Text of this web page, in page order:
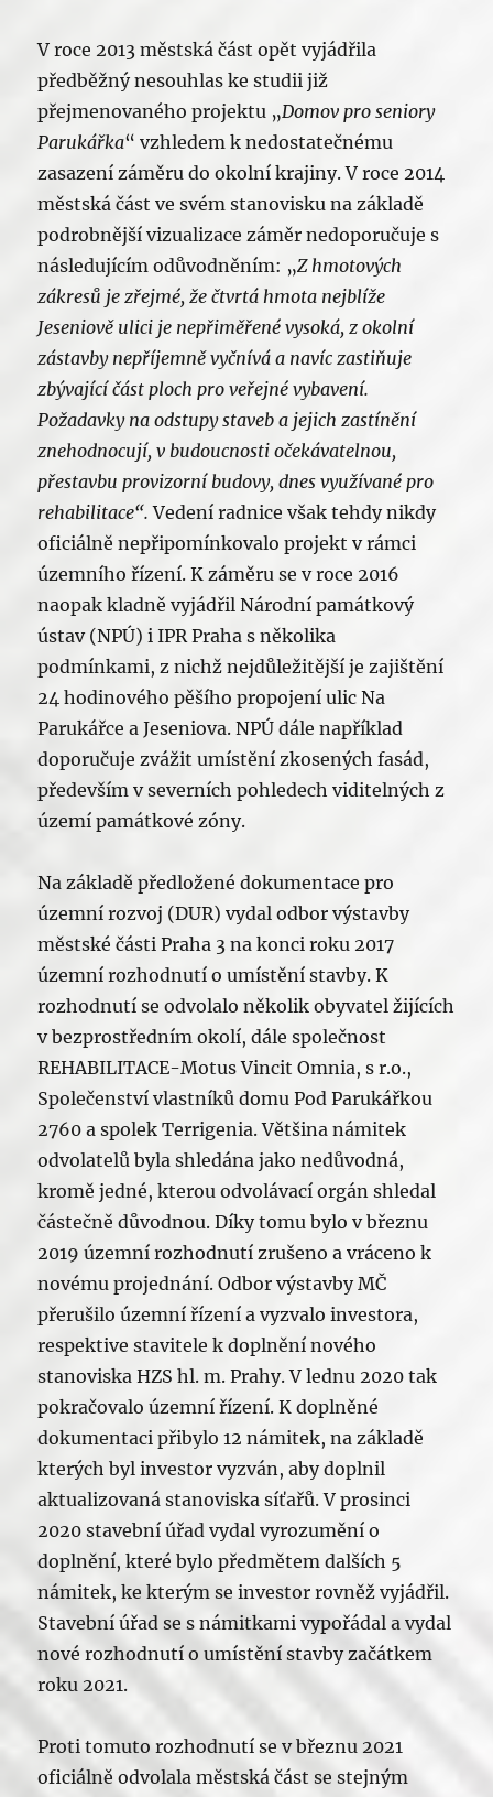
V roce 2013 městská část opět vyjádřila
předběžný nesouhlas ke studii již
přejmenovaného projektu „Domov pro seniory
Parukářka“ vzhledem k nedostatečnému
zasazení záměru do okolní krajiny. V roce 2014
městská část ve svém stanovisku na základě
podrobnější vizualizace záměr nedoporučuje s
následujícím odůvodněním: „Z hmotových
zákresů je zřejmé, že čtvrtá hmota nejblíže
Jeseniově ulici je nepřiměřené vysoká, z okolní
zástavby nepříjemně vyčnívá a navíc zastiňuje
zbývající část ploch pro veřejné vybavení.
Požadavky na odstupy staveb a jejich zastínění
znehodnocují, v budoucnosti očekávatelnou,
přestavbu provizorní budovy, dnes využívané pro
rehabilitace“. Vedení radnice však tehdy nikdy
oficiálně nepřipomínkovalo projekt v rámci
územního řízení. K záměru se v roce 2016
naopak kladně vyjádřil Národní památkový
ústav (NPÚ) i IPR Praha s několika
podmínkami, z nichž nejdůležitější je zajištění
24 hodinového pěšího propojení ulic Na
Parukářce a Jeseniova. NPÚ dále například
doporučuje zvážit umístění zkosených fasád,
především v severních pohledech viditelných z
území památkové zóny.
Na základě předložené dokumentace pro
územní rozvoj (DUR) vydal odbor výstavby
městské části Praha 3 na konci roku 2017
územní rozhodnutí o umístění stavby. K
rozhodnutí se odvolalo několik obyvatel žijících
v bezprostředním okolí, dále společnost
REHABILITACE-Motus Vincit Omnia, s r.o.,
Společenství vlastníků domu Pod Parukářkou
2760 a spolek Terrigenia. Většina námitek
odvolatelů byla shledána jako nedůvodná,
kromě jedné, kterou odvolávací orgán shledal
částečně důvodnou. Díky tomu bylo v březnu
2019 územní rozhodnutí zrušeno a vráceno k
novému projednání. Odbor výstavby MČ
přerušilo územní řízení a vyzvalo investora,
respektive stavitele k doplnění nového
stanoviska HZS hl. m. Prahy. V lednu 2020 tak
pokračovalo územní řízení. K doplněné
dokumentaci přibylo 12 námitek, na základě
kterých byl investor vyzván, aby doplnil
aktualizovaná stanoviska síťařů. V prosinci
2020 stavební úřad vydal vyrozumění o
doplnění, které bylo předmětem dalších 5
námitek, ke kterým se investor rovněž vyjádřil.
Stavební úřad se s námitkami vypořádal a vydal
nové rozhodnutí o umístění stavby začátkem
roku 2021.
Proti tomuto rozhodnutí se v březnu 2021
oficiálně odvolala městská část se stejným